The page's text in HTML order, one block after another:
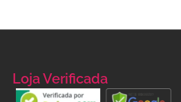
Loja Verificada